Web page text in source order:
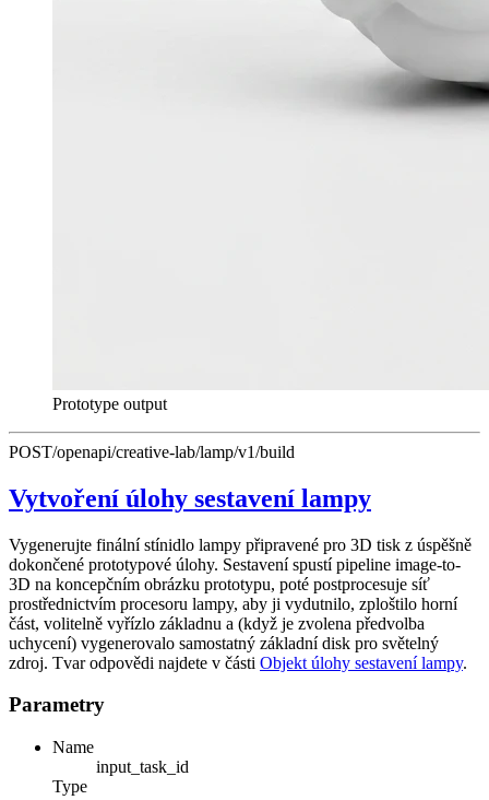
Prototype output
POST/openapi/creative-lab/lamp/v1/build
Vytvoření úlohy sestavení lampy
Vygenerujte finální stínidlo lampy připravené pro 3D tisk z úspěšně
dokončené prototypové úlohy. Sestavení spustí pipeline image-to-
3D na koncepčním obrázku prototypu, poté postprocesuje síť
prostřednictvím procesoru lampy, aby ji vydutnilo, zploštilo horní
část, volitelně vyřízlo základnu a (když je zvolena předvolba
uchycení) vygenerovalo samostatný základní disk pro světelný
zdroj. Tvar odpovědi najdete v části Objekt úlohy sestavení lampy.
Parametry
Name
input_task_id
Type